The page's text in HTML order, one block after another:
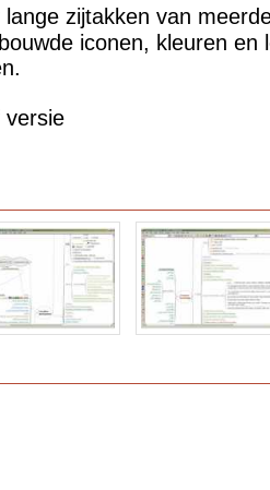
lange zijtakken van
iconen, kleuren en
versie